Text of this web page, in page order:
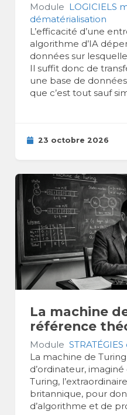
Module LOGICIELS
dématérialisation
L’efficacité d’une
algorithme d’IA
données sur
Il suffit donc de
une base de données
que c’est tout sauf
23 octobre 2026
La machine
référence
Module
La machine de
d’ordinateur,
Turing,
britannique, pour
d’algorithme et de